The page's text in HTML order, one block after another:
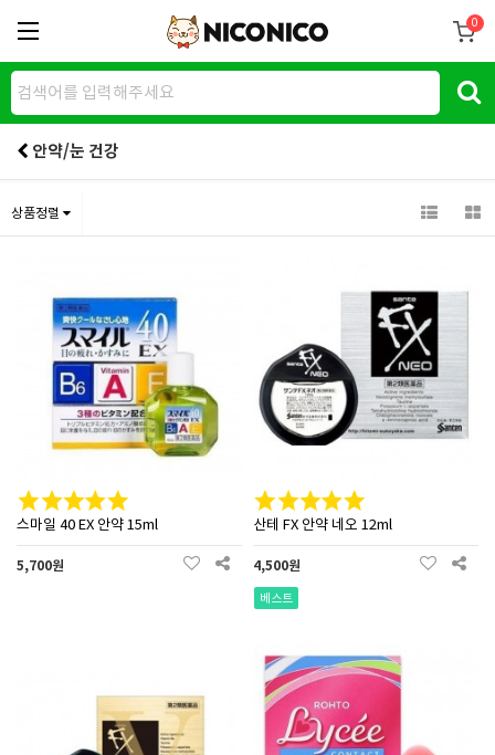
0
안약/눈 건강
상품정렬
스마일 40 EX 안약 15ml
5,700원
산테 FX 안약 네오 12ml
4,500원
베스트